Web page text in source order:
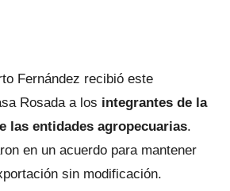
Fernández recibió este
Rosada a los integrantes de la
las entidades agropecuarias.
en un acuerdo para mantener
sin modificación.